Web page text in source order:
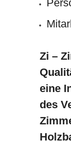
Zi –
eine
des